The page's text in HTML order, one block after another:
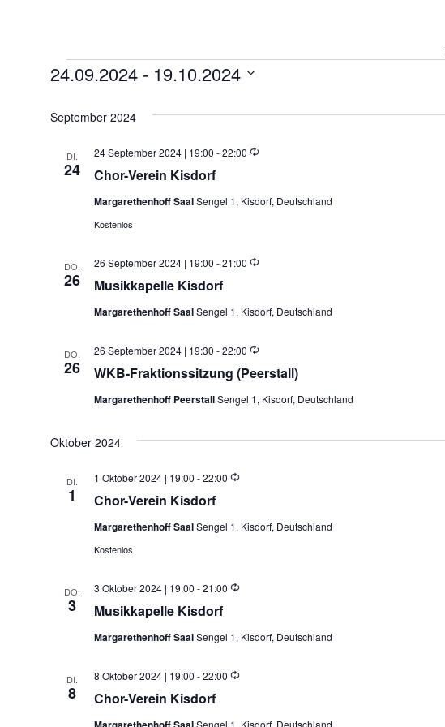
Veranstaltungen
24.09.2024 - 19.10.2024
wählen.
September 2024
DI.
24 Chor-Verein Kisdorf
24 September 2024 | 19:00 -22:00 Wiederholung
Margarethenhoff SaalSengel 1, Kisdorf, Deutschland
Kostenlos
DO.
26 Musikkapelle Kisdorf
26 September 2024 | 19:00 -21:00 Wiederholung
Margarethenhoff SaalSengel 1, Kisdorf, Deutschland
DO.
26 WKB-Fraktionssitzung (Peerstall)
26 September 2024 | 19:30 -22:00 Wiederholung
Margarethenhoff PeerstallSengel 1, Kisdorf, Deutschland
Oktober 2024
DI.
1 Chor-Verein Kisdorf
1 Oktober 2024 | 19:00 -22:00 Wiederholung
Margarethenhoff SaalSengel 1, Kisdorf, Deutschland
Kostenlos
DO.
3 Musikkapelle Kisdorf
3 Oktober 2024 | 19:00 -21:00 Wiederholung
Margarethenhoff SaalSengel 1, Kisdorf, Deutschland
DI.
8 Chor-Verein Kisdorf
8 Oktober 2024 | 19:00 -22:00 Wiederholung
Sengel 1, Kisdorf, Deutschland